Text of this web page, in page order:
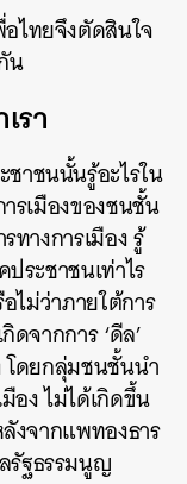
ไทยจึงตัดสินใจ
น
รา
าชนนั้นรู้อะไรใน
รเมืองของชนชั้น
างการเมือง รู้
ระชาชนเท่าไร
ไม่ว่าภายใต้การ
จากการ ‘ดีล’
โดยกลุ่มชนชั้นนำ
ง ไม่ได้เกิดขึ้น
งจากแพทองธาร
รัฐธรรมนูญ